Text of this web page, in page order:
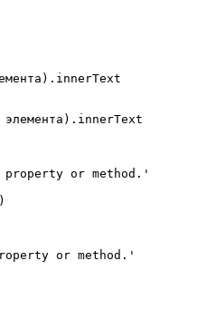
or method.'
or method.'